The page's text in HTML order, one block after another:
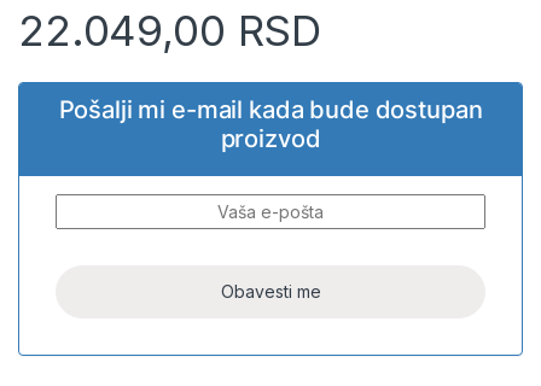
22.049,00 RSD
Pošalji mi e-mail kada bude dostupan
proizvod